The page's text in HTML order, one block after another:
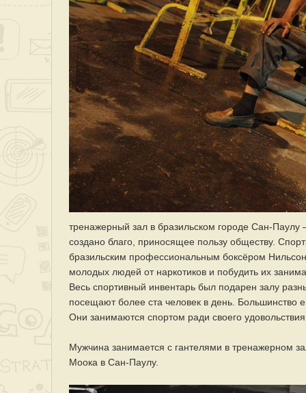
тренажерный зал в бразильском городе Сан-Паулу
создано благо, приносящее пользу обществу.
бразильским профессиональным боксёром
молодых людей от наркотиков и побудить их
Весь спортивный инвентарь был подарен залу
посещают более ста человек в день. Большинство
Они занимаются спортом ради своего
Мужчина занимается с гантелями в тренажерном
Моока в Сан-Паулу.